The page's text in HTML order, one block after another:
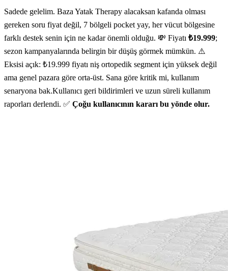
Sadede gelelim. Baza Yatak Therapy alacaksan kafanda olması
gereken soru fiyat değil, 7 bölgeli pocket yay, her vücut bölgesine
farklı destek senin için ne kadar önemli olduğu. 💸 Fiyatı ₺19.999;
sezon kampanyalarında belirgin bir düşüş görmek mümkün. ⚠️
Eksisi açık: ₺19.999 fiyatı niş ortopedik segment için yüksek değil
ama genel pazara göre orta-üst. Sana göre kritik mi, kullanım
senaryona bak.Kullanıcı geri bildirimleri ve uzun süreli kullanım
raporları derlendi. ✅ Çoğu kullanıcının kararı bu yönde olur.